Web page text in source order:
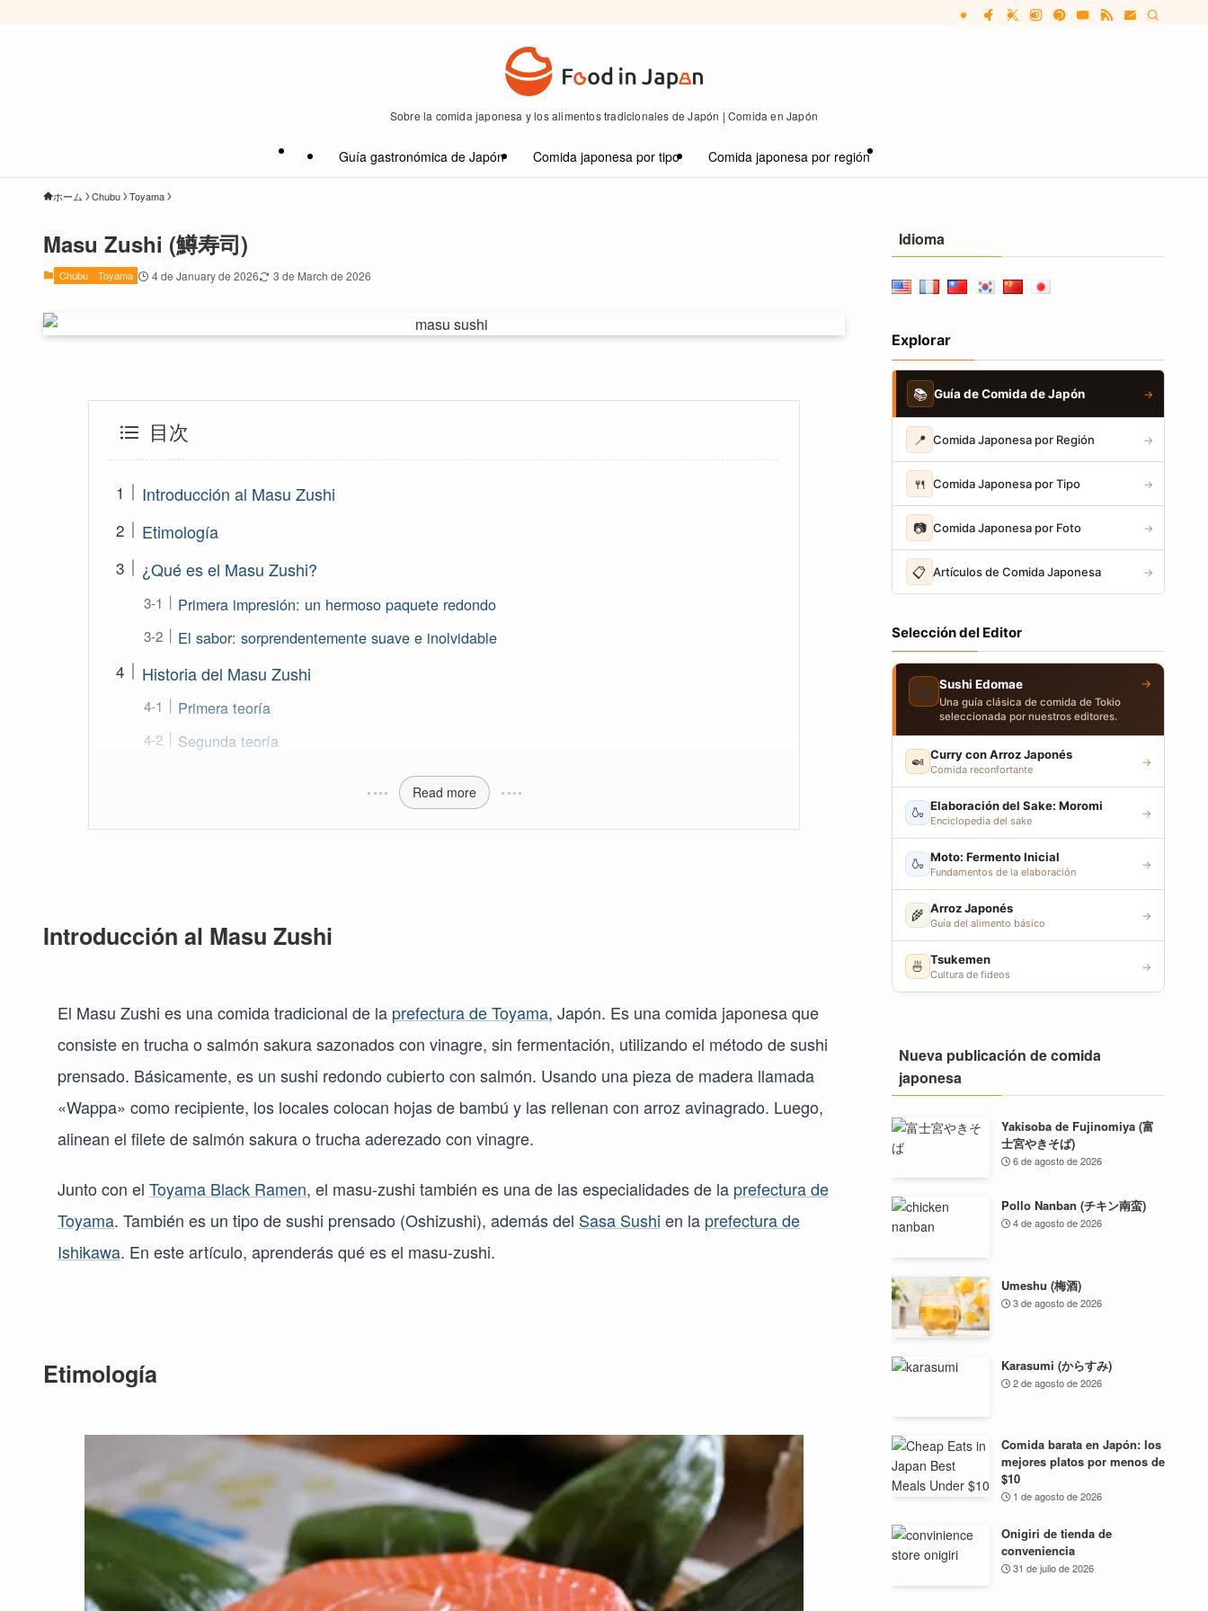
Sobre la comida japonesa y los alimentos tradicionales de Japón | Comida en Japón
Guía gastronómica de Japón Comida japonesa por tipo Comida japonesa por región
ホーム Chubu Toyama
Masu Zushi (鱒寿司)
Chubu Toyama 4 de January de 2026 3 de March de 2026
目次
Introducción al Masu Zushi
Etimología
¿Qué es el Masu Zushi?
Primera impresión: un hermoso paquete redondo
El sabor: sorprendentemente suave e inolvidable
Historia del Masu Zushi
Primera teoría
Segunda teoría
Read more
Introducción al Masu Zushi
El Masu Zushi es una comida tradicional de la prefectura de Toyama, Japón. Es una comida japonesa que
consiste en trucha o salmón sakura sazonados con vinagre, sin fermentación, utilizando el método de sushi
prensado. Básicamente, es un sushi redondo cubierto con salmón. Usando una pieza de madera llamada
«Wappa» como recipiente, los locales colocan hojas de bambú y las rellenan con arroz avinagrado. Luego,
alinean el filete de salmón sakura o trucha aderezado con vinagre.
Junto con el Toyama Black Ramen, el masu-zushi también es una de las especialidades de la prefectura de
Toyama. También es un tipo de sushi prensado (Oshizushi), además del Sasa Sushi en la prefectura de
Ishikawa. En este artículo, aprenderás qué es el masu-zushi.
Etimología
Idioma
Explorar
📚 Guía de Comida de Japón →
📍 Comida Japonesa por Región →
🍴 Comida Japonesa por Tipo →
📷 Comida Japonesa por Foto →
📋 Artículos de Comida Japonesa →
Selección del Editor
🍣 Sushi Edomae
Una guía clásica de comida de Tokio
seleccionada por nuestros editores.
→
🍛 Curry con Arroz Japonés
Comida reconfortante
→
🍶 Elaboración del Sake: Moromi
Enciclopedia del sake
→
🍶 Moto: Fermento Inicial
Fundamentos de la elaboración
→
🌾 Arroz Japonés
Guía del alimento básico
→
🍜 Tsukemen
Cultura de fideos
→
Nueva publicación de comida
japonesa
Yakisoba de Fujinomiya (富
士宮やきそば)
6 de agosto de 2026
Pollo Nanban (チキン南蛮)
4 de agosto de 2026
Umeshu (梅酒)
3 de agosto de 2026
Karasumi (からすみ)
2 de agosto de 2026
Comida barata en Japón: los
mejores platos por menos de
$10
1 de agosto de 2026
Onigiri de tienda de
conveniencia
31 de julio de 2026